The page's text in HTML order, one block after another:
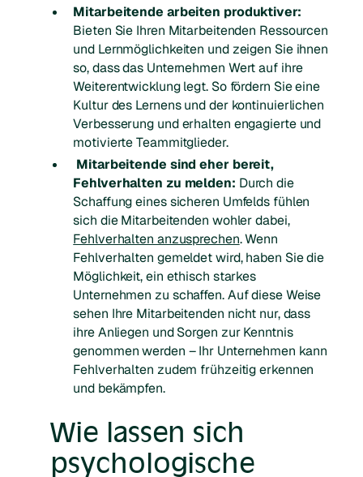
Mitarbeitende arbeiten produktiver:
Bieten Sie Ihren Mitarbeitenden Ressourcen
und Lernmöglichkeiten und zeigen Sie ihnen
so, dass das Unternehmen Wert auf ihre
Weiterentwicklung legt. So fördern Sie eine
Kultur des Lernens und der kontinuierlichen
Verbesserung und erhalten engagierte und
motivierte Teammitglieder.
Mitarbeitende sind eher bereit,
Fehlverhalten zu melden: Durch die
Schaffung eines sicheren Umfelds fühlen
sich die Mitarbeitenden wohler dabei,
Fehlverhalten anzusprechen. Wenn
Fehlverhalten gemeldet wird, haben Sie die
Möglichkeit, ein ethisch starkes
Unternehmen zu schaffen. Auf diese Weise
sehen Ihre Mitarbeitenden nicht nur, dass
ihre Anliegen und Sorgen zur Kenntnis
genommen werden – Ihr Unternehmen kann
Fehlverhalten zudem frühzeitig erkennen
und bekämpfen.
Wie lassen sich
psychologische